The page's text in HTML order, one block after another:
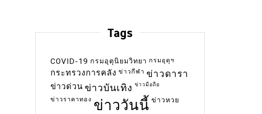
Tags
COVID-19 กรมอุตุนิยมวิทยา กรมอุตุฯ
กระทรวงการคลัง ข่าวกีฬา ข่าวดารา
ข่าวด่วน ข่าวบันเทิง ข่าวมือถือ
ข่าวราคาทอง ข่าววันนี้ ข่าวหวย